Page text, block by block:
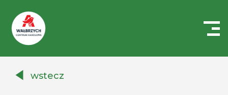
Auchanwstecz